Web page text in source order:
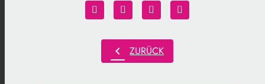
chevron_left ZURÜCK